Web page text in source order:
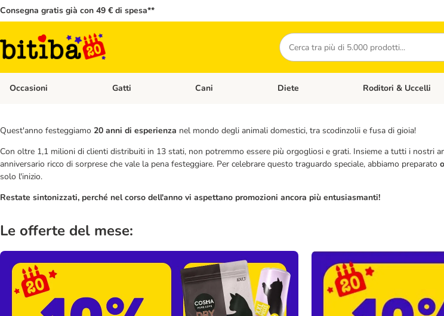
Consegna gratis già con 49 € di spesa**
Cerca
Occasioni Apri Menù Categoria: Occasioni
Gatti Apri Menù Categoria: Gatti
Cani Apri Menù Categoria: Cani
Diete Apri Menù Categoria:
Roditori & Uccelli
Quest'anno festeggiamo 20 anni di esperienza nel mondo degli animali domestici, tra scodinzolii e fusa di gioia!
Con oltre 1,1 milioni di clienti distribuiti in 13 stati, non potremmo essere più orgogliosi e grati. Insieme a tutti i nostri
anniversario ricco di sorprese che vale la pena festeggiare. Per celebrare questo traguardo speciale, abbiamo preparato
solo l'inizio.
Restate sintonizzati, perché nel corso dell'anno vi aspettano promozioni ancora più entusiasmanti!
Le offerte del mese: